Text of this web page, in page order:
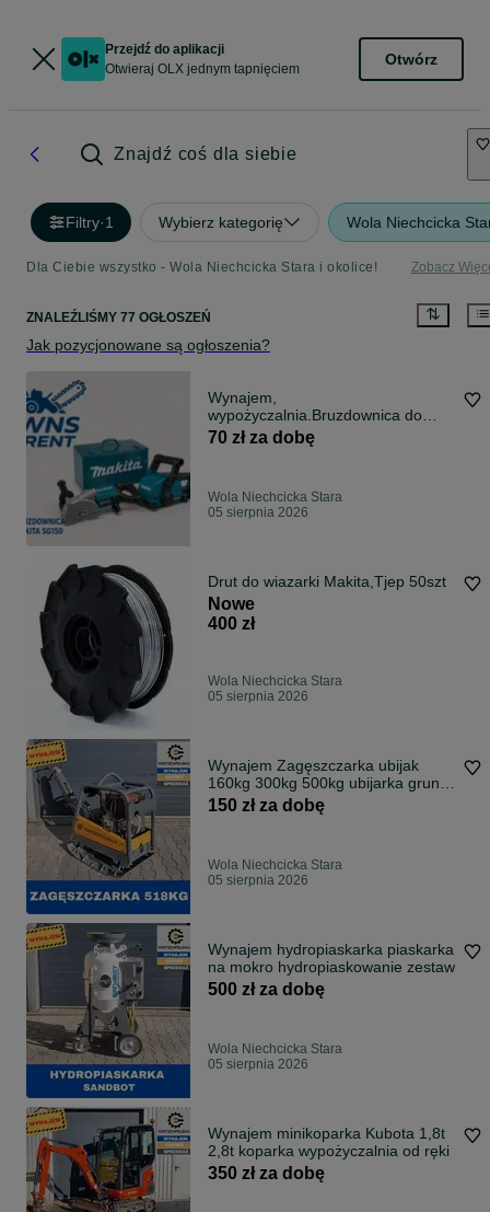
Przejdź do aplikacji
Otwieraj OLX jednym tapnięciem
Otwórz
Znajdź coś dla siebie
Filtry·1 Wybierz kategorię Wola Niechcicka
Dla Ciebie wszystko - Wola Niechcicka Stara i okolice! Zobacz
ZNALEŹLIŚMY 77 OGŁOSZEŃ
Jak pozycjonowane są ogłoszenia?
Wynajem,
wypożyczalnia.Bruzdownica do
betonu Makita SG150
70 zł za dobę
Wola Niechcicka Stara
05 sierpnia 2026
Drut do wiazarki Makita,Tjep 50szt
Nowe
400 zł
Wola Niechcicka Stara
05 sierpnia 2026
Wynajem Zagęszczarka ubijak
160kg 300kg 500kg ubijarka gruntu
od ręki
150 zł za dobę
Wola Niechcicka Stara
05 sierpnia 2026
Wynajem hydropiaskarka piaskarka
na mokro hydropiaskowanie zestaw
500 zł za dobę
Wola Niechcicka Stara
05 sierpnia 2026
Wynajem minikoparka Kubota 1,8t
2,8t koparka wypożyczalnia od ręki
350 zł za dobę